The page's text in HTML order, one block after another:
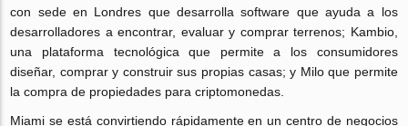
con sede en Londres que desarrolla software que ayuda a los
desarrolladores a encontrar, evaluar y comprar terrenos; Kambio,
una plataforma tecnológica que permite a los consumidores
diseñar, comprar y construir sus propias casas; y Milo que permite
la compra de propiedades para criptomonedas.
Miami se está convirtiendo rápidamente en un centro de negocios